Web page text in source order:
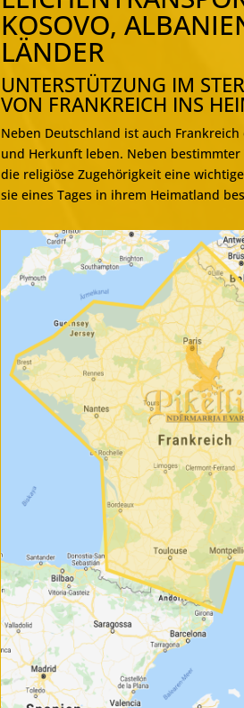
KOSOVO,
LÄNDER
UNTERSTÜTZUNG IM
VON FRANKREICH INS
Neben Deutschland ist auch
und Herkunft leben. Neben
die religiöse Zugehörigkeit eine
sie eines Tages in ihrem Heimatland